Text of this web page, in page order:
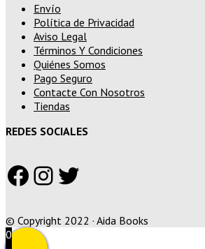
Envío
Política de Privacidad
Aviso Legal
Términos Y Condiciones
Quiénes Somos
Pago Seguro
Contacte Con Nosotros
Tiendas
REDES SOCIALES
Facebook
Instagram
Twitter
© Copyright 2022 · Aida Books
0